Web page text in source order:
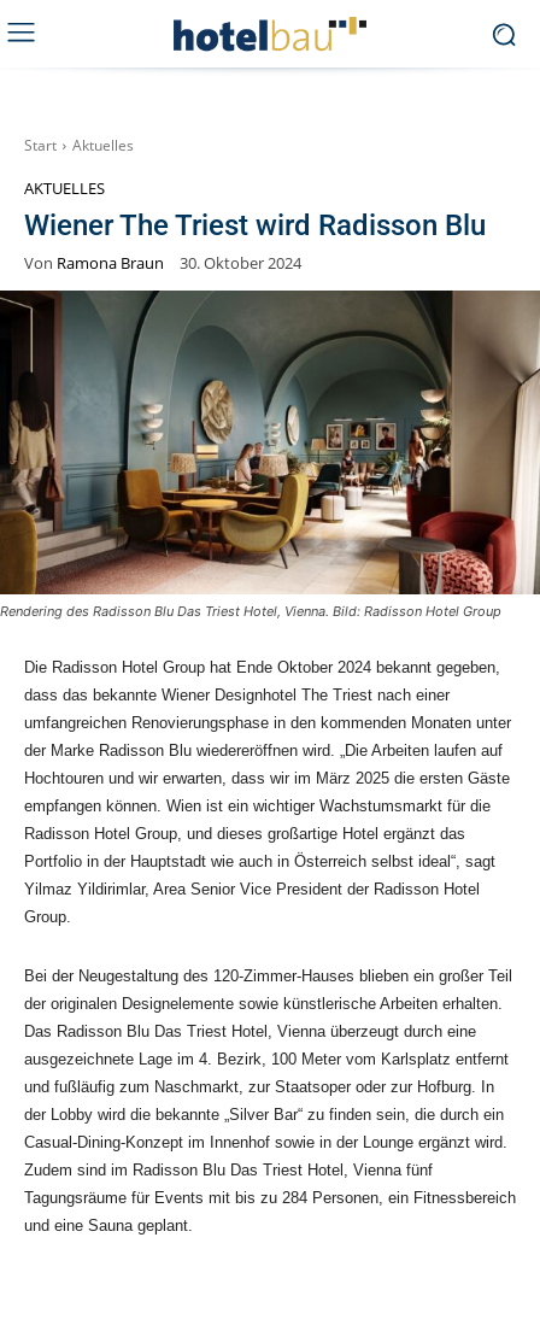
Start Aktuelles
AKTUELLES
Wiener The Triest wird Radisson Blu
Von Ramona Braun 30. Oktober 2024
Rendering des Radisson Blu Das Triest Hotel, Vienna. Bild: Radisson Hotel Group
Die Radisson Hotel Group hat Ende Oktober 2024 bekannt gegeben,
dass das bekannte Wiener Designhotel The Triest nach einer
umfangreichen Renovierungsphase in den kommenden Monaten unter
der Marke Radisson Blu wiedereröffnen wird. „Die Arbeiten laufen auf
Hochtouren und wir erwarten, dass wir im März 2025 die ersten Gäste
empfangen können. Wien ist ein wichtiger Wachstumsmarkt für die
Radisson Hotel Group, und dieses großartige Hotel ergänzt das
Portfolio in der Hauptstadt wie auch in Österreich selbst ideal“, sagt
Yilmaz Yildirimlar, Area Senior Vice President der Radisson Hotel
Group.
Bei der Neugestaltung des 120-Zimmer-Hauses blieben ein großer Teil
der originalen Designelemente sowie künstlerische Arbeiten erhalten.
Das Radisson Blu Das Triest Hotel, Vienna überzeugt durch eine
ausgezeichnete Lage im 4. Bezirk, 100 Meter vom Karlsplatz entfernt
und fußläufig zum Naschmarkt, zur Staatsoper oder zur Hofburg. In
der Lobby wird die bekannte „Silver Bar“ zu finden sein, die durch ein
Casual-Dining-Konzept im Innenhof sowie in der Lounge ergänzt wird.
Zudem sind im Radisson Blu Das Triest Hotel, Vienna fünf
Tagungsräume für Events mit bis zu 284 Personen, ein Fitnessbereich
und eine Sauna geplant.